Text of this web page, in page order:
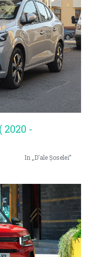
-
In „D'ale Șoselei”